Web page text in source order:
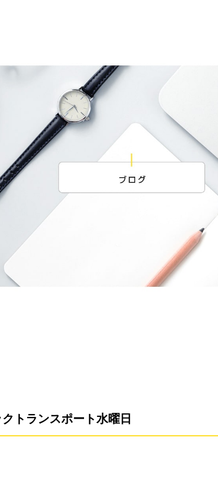
トランスポート水曜日